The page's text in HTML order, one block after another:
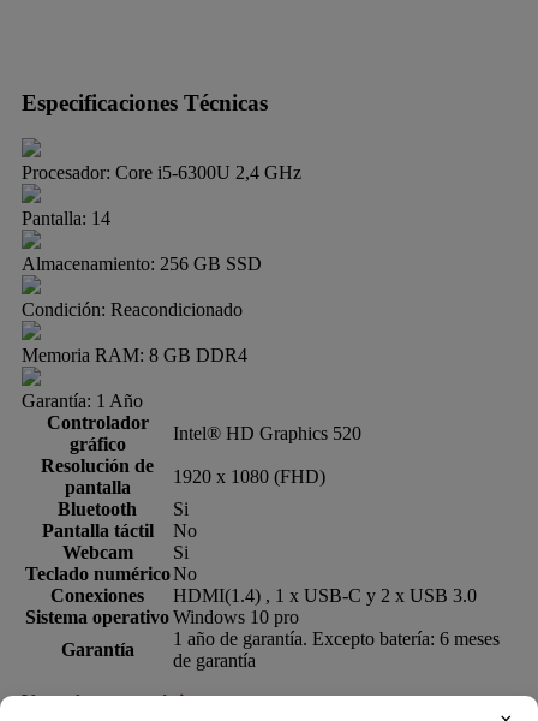
Especificaciones Técnicas
Procesador: Core i5-6300U 2,4 GHz
Pantalla: 14
Almacenamiento: 256 GB SSD
Condición: Reacondicionado
Memoria RAM: 8 GB DDR4
Garantía: 1 Año
Controlador
gráfico
Intel® HD Graphics 520
Resolución de
pantalla
1920 x 1080 (FHD)
Bluetooth
Si
Pantalla táctil
No
Webcam
Si
Teclado numéricoNo
Conexiones
HDMI(1.4) , 1 x USB-C y 2 x USB 3.0
Sistema operativoWindows 10 pro
Garantía
1 año de garantía. Excepto batería: 6 meses
de garantía
Ver más características>